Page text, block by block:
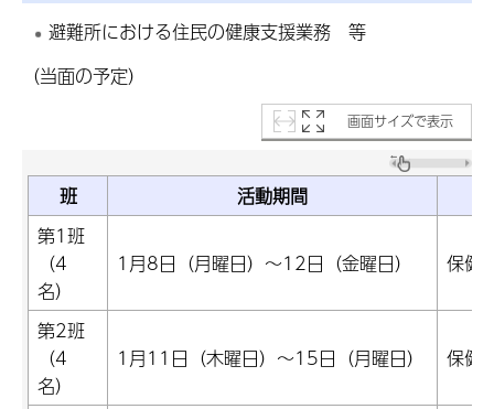
避難所における住民の健康支援業務 等
（当面の予定）
画面サイズで表示
班
活動期間
第1班
（4
名）
1月8日（月曜日）～12日（金曜日） 保健
第2班
（4
名）
1月11日（木曜日）～15日（月曜日） 保健